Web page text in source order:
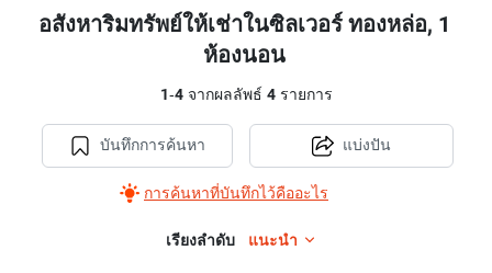
อสังหาริมทรัพย์ให้เช่าในซิลเวอร์ ทองหล่อ, 1
ห้องนอน
1-4จากผลลัพธ์ 4รายการ
บันทึกการค้นหา
การค้นหาที่บันทึกไว้คืออะไร
แบ่งปัน
เรียงลำดับ แนะนำ